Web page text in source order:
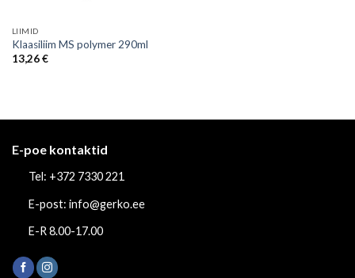
LIIMID
Klaasiliim MS polymer 290ml
13,26€
E-poe kontaktid
Tel: +372 7330 221
E-post: info@gerko.ee
E-R 8.00-17.00